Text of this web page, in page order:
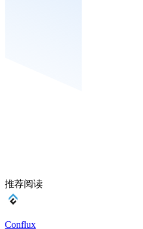
推荐阅读
Conflux